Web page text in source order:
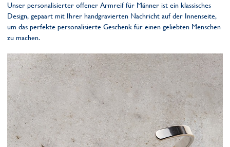
Unser personalisierter offener Armreif für Männer ist ein klassisches
Design, gepaart mit Ihrer handgravierten Nachricht auf der Innenseite,
um das perfekte personalisierte Geschenk für einen geliebten Menschen
zu machen.